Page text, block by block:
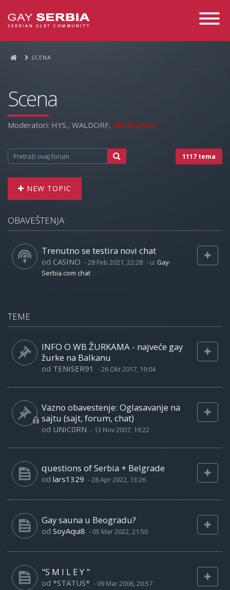
Toggle
SCENA
Scena
Moderatori: HYS., WALDORF, Moderators
1117 tema
NEW TOPIC
OBAVEŠTENJA
Trenutno se testira novi chat
od CASINO -28 Feb 2021, 22:28 - u: Gay-
Serbia.com chat
TEME
INFO O WB ŽURKAMA - najveće gay
žurke na Balkanu
od TENISER91 -26 Okt 2017, 19:04
Vazno obavestenje: Oglasavanje na
sajtu (sajt, forum, chat)
od UNIC0RN - 13 Nov 2007, 19:22
questions of Serbia + Belgrade
od lars1329 -28 Apr 2022, 13:26
Gay sauna u Beogradu?
od SoyAqui8 - 05 Mar 2022, 21:50
"S M I L E Y "
od *STATUS* - 09 Mar 2006, 20:57